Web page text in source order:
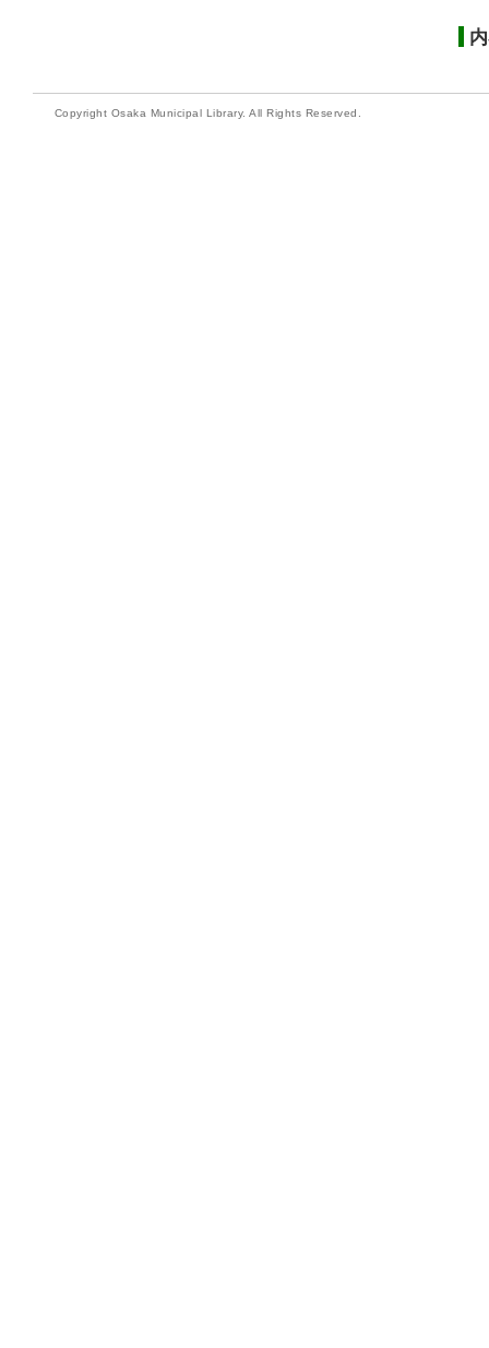
Copyright Osaka Municipal Library. All Rights Reserved.